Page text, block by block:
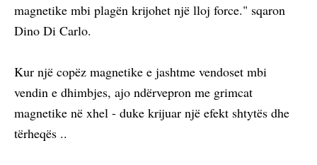
magnetike mbi plagën krijohet një lloj force." sqaron
Dino Di Carlo.
Kur një copëz magnetike e jashtme vendoset mbi
vendin e dhimbjes, ajo ndërvepron me grimcat
magnetike në xhel - duke krijuar një efekt shtytës dhe
tërheqës ..